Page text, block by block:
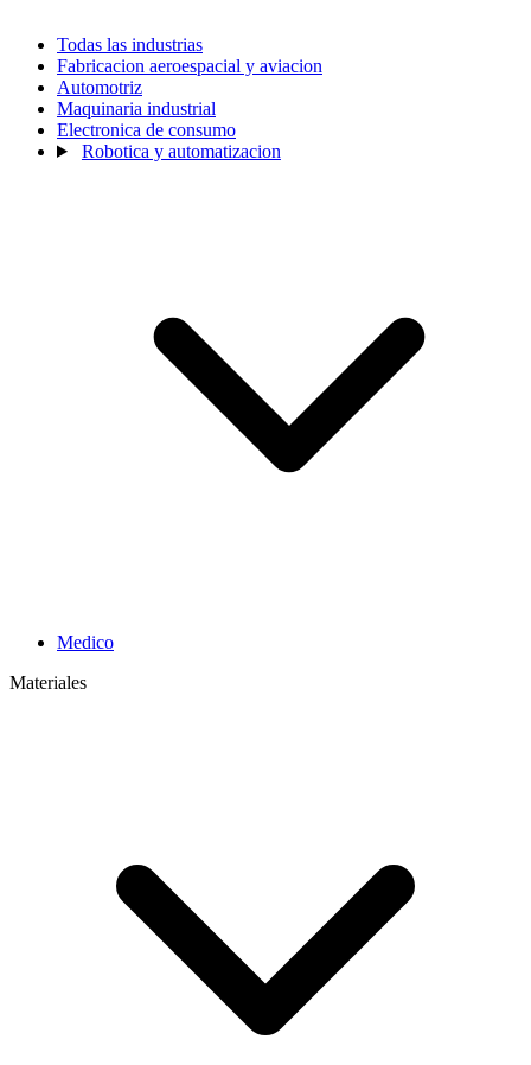
Todas las industrias
Fabricacion aeroespacial y aviacion
Automotriz
Maquinaria industrial
Electronica de consumo
Robotica y automatizacion
Medico
Materiales